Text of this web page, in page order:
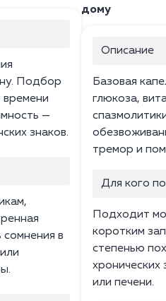
Подбор
времени
—
знаков.
в
дому
Описание
Базовая
глюкоза,
тремор и
Для кого
Подходит
коротким
степенью
хронических
или печени.